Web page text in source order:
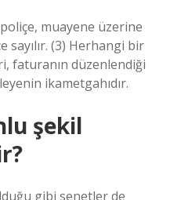
muayene üzerine
(3) Herhangi bir
faturanın düzenlendiği
ikametgahıdır.
şekil
gibi senetler de